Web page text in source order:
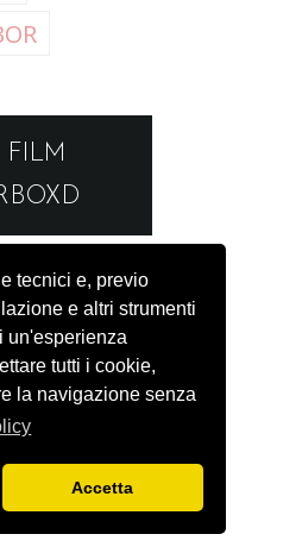
tecnici e, previo
e altri strumenti
un'esperienza
tutti i cookie,
la navigazione senza
Accetta
FILM